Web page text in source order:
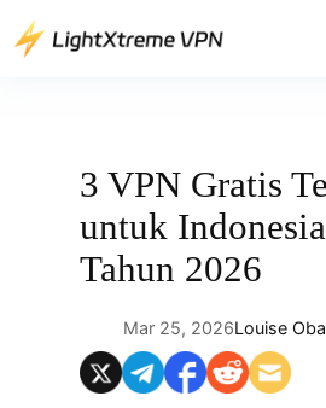
Lewati
ke
3 VPN Gratis
untuk
Tahun 2026
Mar 25, 2026Louise